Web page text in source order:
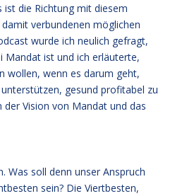
die Richtung mit diesem
verbundenen möglichen
wurde ich neulich gefragt,
Mandat ist und ich erläuterte,
wollen, wenn es darum geht,
gesund profitabel zu
der Vision von Mandat und das
Was soll denn unser Anspruch
sein? Die Viertbesten,